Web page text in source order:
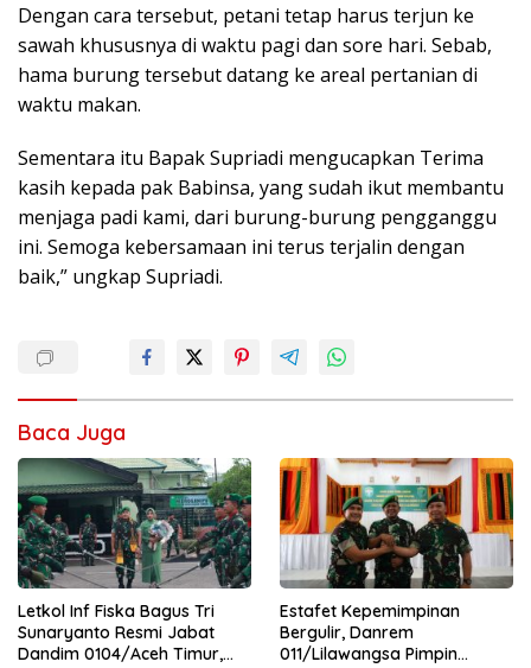
Dengan cara tersebut, petani tetap harus terjun ke
sawah khususnya di waktu pagi dan sore hari. Sebab,
hama burung tersebut datang ke areal pertanian di
waktu makan.
Sementara itu Bapak Supriadi mengucapkan Terima
kasih kepada pak Babinsa, yang sudah ikut membantu
menjaga padi kami, dari burung-burung pengganggu
ini. Semoga kebersamaan ini terus terjalin dengan
baik,” ungkap Supriadi.
Baca Juga
Letkol Inf Fiska Bagus Tri
Sunaryanto Resmi Jabat
Dandim 0104/Aceh Timur,
Estafet Kepemimpinan
Bergulir, Danrem
011/Lilawangsa Pimpin